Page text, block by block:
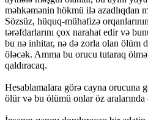
məhkəmənin hökmü ilə azadlıqdan
Sözsüz, hüquq-mühafizə
tərəfdarlarını çox narahat edir və
bu nə inhitar, nə də zorla olan ölüm
öləcək. Amma bu orucu tutaraq
qaldıracaq.
Hesablamalara görə cayna orucuna
ölür və bu ölümü onlar öz aralarında